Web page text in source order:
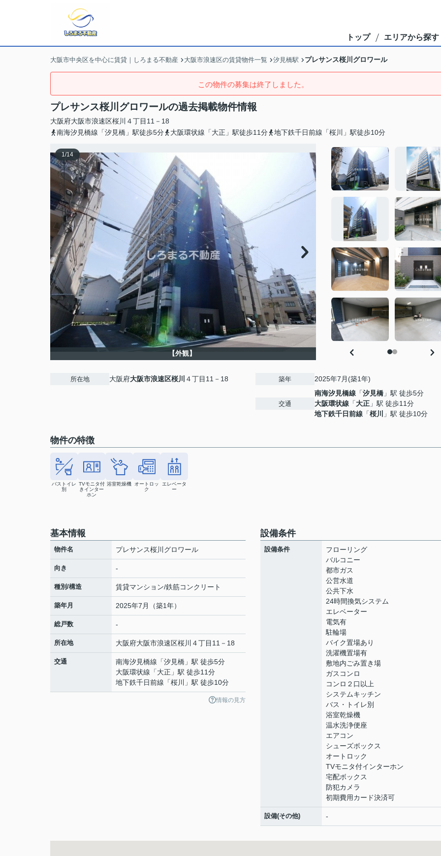
トップ エリアから探す
大阪市中央区を中心に賃貸｜しろまる不動産 大阪市浪速区の賃貸物件一覧 汐見橋駅 プレサンス桜川グロワール
この物件の募集は終了しました。
プレサンス桜川グロワールの過去掲載物件情報
大阪府大阪市浪速区桜川 ４丁目11－18
南海汐見橋線「汐見橋」駅徒歩5分
大阪環状線「大正」駅徒歩11分 地下鉄千日前線「桜川」駅徒歩10分
1/14
【外観】
所在地 大阪府大阪市浪速区桜川 ４丁目11－18 築年 2025年7月(築1年)
交通
南海汐見橋線 「汐見橋 」駅 徒歩5分
大阪環状線 「大正 」駅 徒歩11分
地下鉄千日前線 「桜川 」駅 徒歩10分
物件の特徴
バストイレ
別
TVモニタ付
きインター
ホン
浴室乾燥機
オートロッ
ク
エレベータ
ー
基本情報
物件名 プレサンス桜川グロワール
向き -
種別/構造 賃貸マンション/鉄筋コンクリート
築年月 2025年7月（築1年）
総戸数 -
所在地 大阪府大阪市浪速区桜川 ４丁目11－18
交通 南海汐見橋線 「汐見橋 」駅 徒歩5分
大阪環状線 「大正 」駅 徒歩11分
地下鉄千日前線 「桜川 」駅 徒歩10分
情報の見方
設備条件
設備条件
フローリング
バルコニー
都市ガス
公営水道
公共下水
24時間換気システム
エレベーター
電気有
駐輪場
バイク置場あり
洗濯機置場有
敷地内ごみ置き場
ガスコンロ
コンロ２口以上
システムキッチン
バス・トイレ別
浴室乾燥機
温水洗浄便座
エアコン
シューズボックス
オートロック
TVモニタ付インターホン
宅配ボックス
防犯カメラ
初期費用カード決済可
設備(その他) -